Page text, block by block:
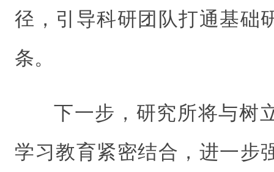
径，引导科研团队打通基础
条。
下一步，研究所将与树
学习教育紧密结合，进一步